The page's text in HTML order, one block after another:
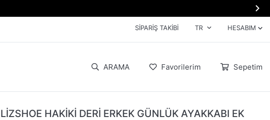

SIPARIŞ TAKIBI TR HESABIM
ARAMA Favorilerim Sepetim
LİZSHOE HAKİKİ DERİ ERKEK GÜNLÜK AYAKKABI EK